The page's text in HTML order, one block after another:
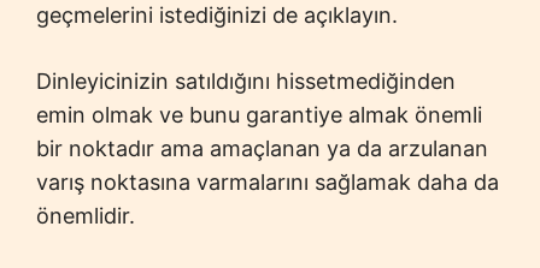
geçmelerini istediğinizi de açıklayın.
Dinleyicinizin satıldığını hissetmediğinden
emin olmak ve bunu garantiye almak önemli
bir noktadır ama amaçlanan ya da arzulanan
varış noktasına varmalarını sağlamak daha da
önemlidir.